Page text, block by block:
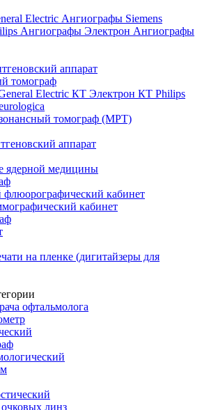
Electric Ангиографы Siemens
Ангиографы Электрон Ангиографы
аппарат
томограф
Electric КТ Электрон КТ Philips
томограф (МРТ)
аппарат
ядерной медицины
кабинет
кабинет
на пленке (дигитайзеры для
офтальмолога
линз